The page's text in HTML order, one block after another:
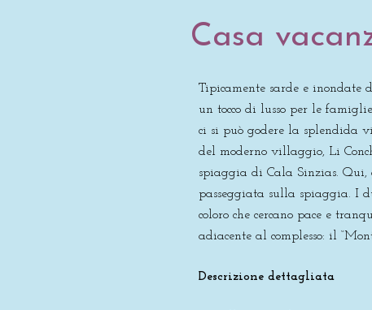
Casa
Tipicamente sarde e inondate
un tocco di lusso per le
ci si può godere la splendida
del moderno villaggio, Li
spiaggia di Cala Sinzias. Qui,
passeggiata sulla spiaggia. I
coloro che cercano pace e
adiacente al complesso: il
Descrizione dettagliata